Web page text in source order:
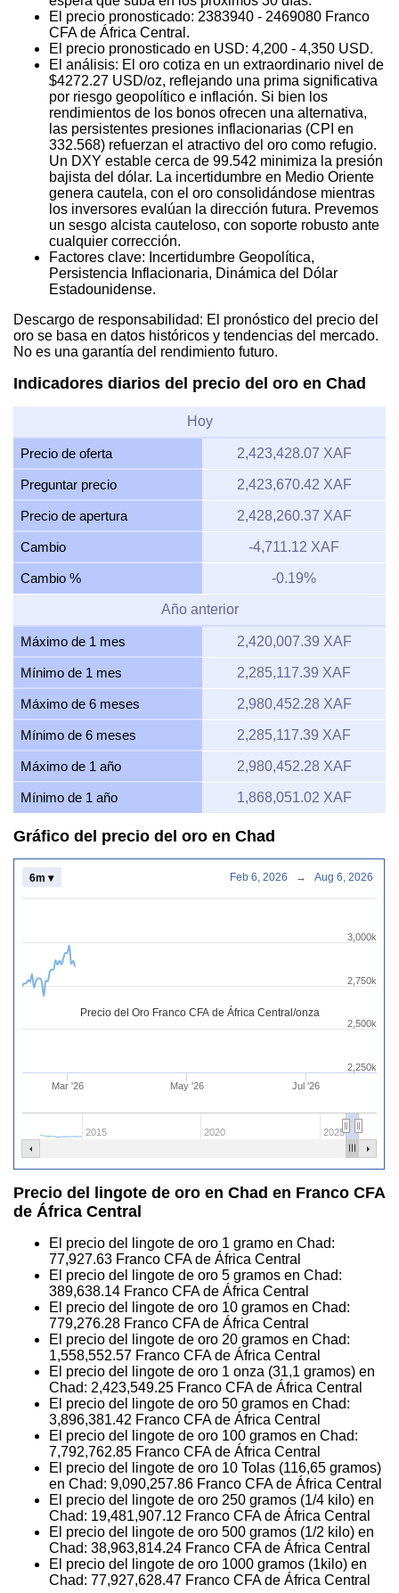
El precio pronosticado: 2383940 - 2469080 Franco
CFA de África Central.
El precio pronosticado en USD: 4,200 - 4,350 USD.
El análisis: El oro cotiza en un extraordinario nivel de
$4272.27 USD/oz, reflejando una prima significativa
por riesgo geopolítico e inflación. Si bien los
rendimientos de los bonos ofrecen una alternativa,
las persistentes presiones inflacionarias (CPI en
332.568) refuerzan el atractivo del oro como refugio.
Un DXY estable cerca de 99.542 minimiza la presión
bajista del dólar. La incertidumbre en Medio Oriente
genera cautela, con el oro consolidándose mientras
los inversores evalúan la dirección futura. Prevemos
un sesgo alcista cauteloso, con soporte robusto ante
cualquier corrección.
Factores clave: Incertidumbre Geopolítica,
Persistencia Inflacionaria, Dinámica del Dólar
Estadounidense.
Descargo de responsabilidad: El pronóstico del precio del
oro se basa en datos históricos y tendencias del mercado.
No es una garantía del rendimiento futuro.
Indicadores diarios del precio del oro en Chad
Hoy
Precio de oferta 2,423,428.07 XAF
Preguntar precio 2,423,670.42 XAF
Precio de apertura 2,428,260.37 XAF
Cambio -4,711.12 XAF
Cambio % -0.19%
Año anterior
Máximo de 1 mes 2,420,007.39 XAF
Mínimo de 1 mes 2,285,117.39 XAF
Máximo de 6 meses 2,980,452.28 XAF
Mínimo de 6 meses 2,285,117.39 XAF
Máximo de 1 año 2,980,452.28 XAF
Mínimo de 1 año 1,868,051.02 XAF
Gráfico del precio del oro en Chad
Precio del Oro Franco CFA de África Central/onza
Mar '26 May '26 Jul '26
2015 2020 2025
3,000k
2,250k
2,500k
2,750k
6m ▾ Feb 6, 2026 → Aug 6, 2026
Precio del lingote de oro en Chad en Franco CFA
de África Central
El precio del lingote de oro 1 gramo en Chad:
77,927.63 Franco CFA de África Central
El precio del lingote de oro 5 gramos en Chad:
389,638.14 Franco CFA de África Central
El precio del lingote de oro 10 gramos en Chad:
779,276.28 Franco CFA de África Central
El precio del lingote de oro 20 gramos en Chad:
1,558,552.57 Franco CFA de África Central
El precio del lingote de oro 1 onza (31,1 gramos) en
Chad: 2,423,549.25 Franco CFA de África Central
El precio del lingote de oro 50 gramos en Chad:
3,896,381.42 Franco CFA de África Central
El precio del lingote de oro 100 gramos en Chad:
7,792,762.85 Franco CFA de África Central
El precio del lingote de oro 10 Tolas (116,65 gramos)
en Chad: 9,090,257.86 Franco CFA de África Central
El precio del lingote de oro 250 gramos (1/4 kilo) en
Chad: 19,481,907.12 Franco CFA de África Central
El precio del lingote de oro 500 gramos (1/2 kilo) en
Chad: 38,963,814.24 Franco CFA de África Central
El precio del lingote de oro 1000 gramos (1kilo) en
Chad: 77,927,628.47 Franco CFA de África Central